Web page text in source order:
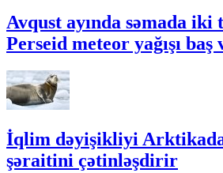
Avqust ayında səmada iki
Perseid meteor yağışı baş
İqlim dəyişikliyi
şəraitini çətinləşdirir